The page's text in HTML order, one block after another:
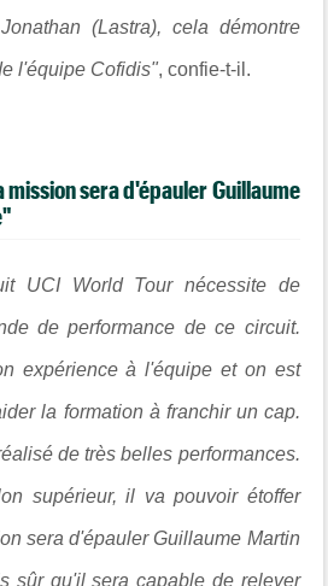
(Lastra), cela démontre
l'équipe Cofidis", confie-t-il.
mission sera d'épauler Guillaume
UCI World Tour nécessite de
de performance de ce circuit.
expérience à l'équipe et on est
la formation à franchir un cap.
de très belles performances.
supérieur, il va pouvoir étoffer
sera d'épauler Guillaume Martin
sûr qu'il sera capable de relever